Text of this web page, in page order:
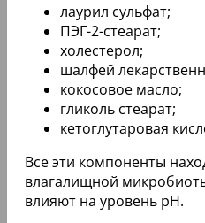
лаурил сульфат;
ПЭГ-2-стеарат;
холестерол;
шалфей
кокосовое масло;
гликоль стеарат;
кетоглутаровая
Все эти компоненты
влагалищной
влияют на уровень рН.